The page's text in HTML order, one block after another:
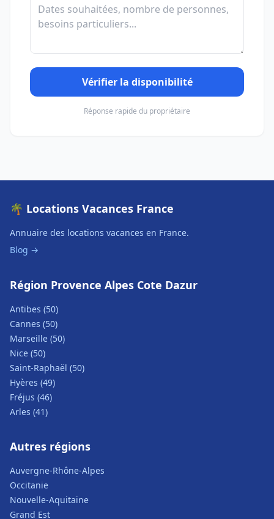
Vérifier la disponibilité
Réponse rapide du propriétaire
🌴 Locations Vacances France
Annuaire des locations vacances en France.
Blog →
Région Provence Alpes Cote Dazur
Antibes (50)
Cannes (50)
Marseille (50)
Nice (50)
Saint-Raphaël (50)
Hyères (49)
Fréjus (46)
Arles (41)
Autres régions
Auvergne-Rhône-Alpes
Occitanie
Nouvelle-Aquitaine
Grand Est